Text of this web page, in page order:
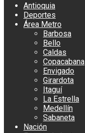
Antioquia
Deportes
Área Metro
Barbosa
Bello
Caldas
Copacabana
Envigado
Girardota
Itaguí
La Estrella
Medellín
Sabaneta
Nación